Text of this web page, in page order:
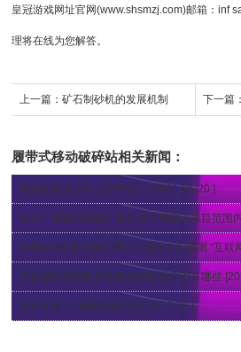
皇冠游戏网址官网(www.shsmzj.com)邮箱：inf
理将在线为您解答。
上一篇： 矿石制砂机的发展机制 下一篇
履带式移动破碎站相关新闻：
机制砂设备用什么型号好？ [2021-05-20 ]
关注！福建规范尾矿废石及工程建设项目范围
未来5年建筑垃圾处理行业现状分析预测 “互联
引起圆锥破碎机异常振动的常见原因有哪些
破碎机助力城镇化建设 [2015-10-09 ]